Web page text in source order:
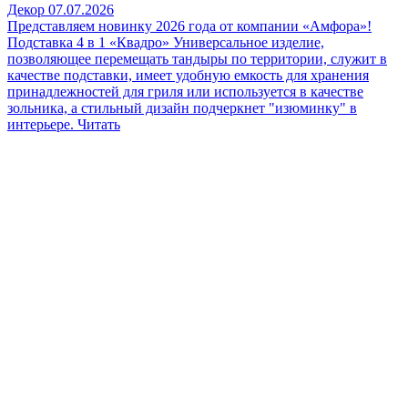
Декор 07.07.2026
Представляем новинку 2026 года от компании «Амфора»!
Подставка 4 в 1 «Квадро» Универсальное изделие,
позволяющее перемещать тандыры по территории, служит в
качестве подставки, имеет удобную емкость для хранения
принадлежностей для гриля или используется в качестве
зольника, а стильный дизайн подчеркнет "изюминку" в
интерьере. Читать